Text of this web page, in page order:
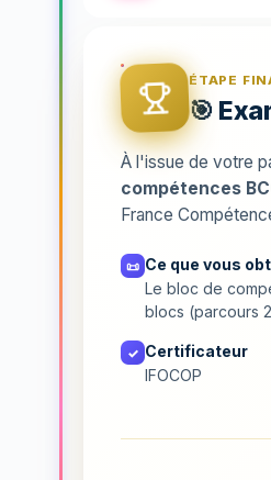
ÉTAPE
🎯
À l'issue de votre
compétences
France
📜 Ce que vous
Le bloc de
blocs (parcours
✓ Certificateur
IFOCOP